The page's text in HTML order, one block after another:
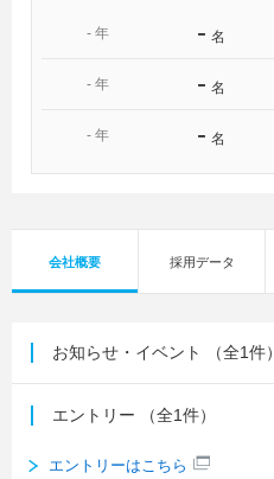
- 年 - 名
- 年 - 名
- 年 - 名
会社概要 採用データ
お知らせ・イベント （全1件）
エントリー （全1件）
エントリーはこちら